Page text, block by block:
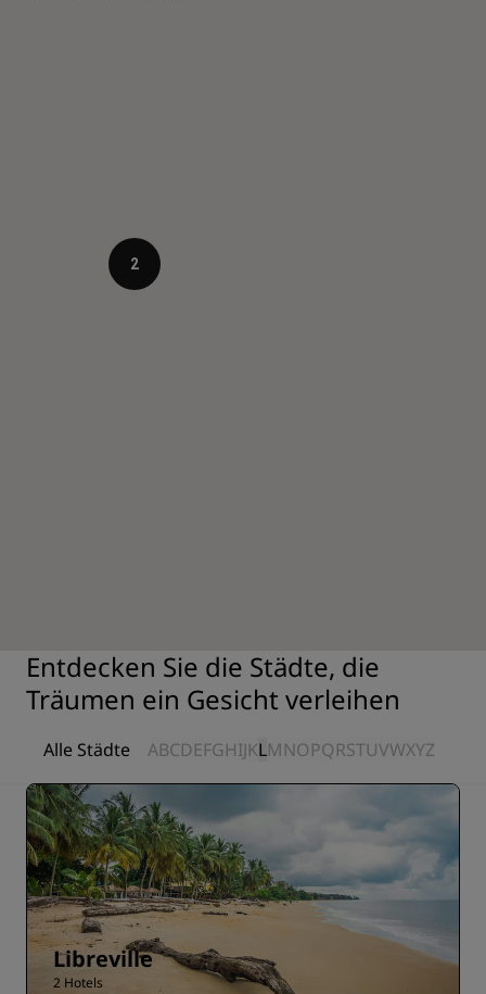
2
Entdecken Sie die Städte, die
Träumen ein Gesicht verleihen
Alle Städte ABCDEFGHIJKLMNOPQRSTUVWXYZ
Libreville
2 Hotels